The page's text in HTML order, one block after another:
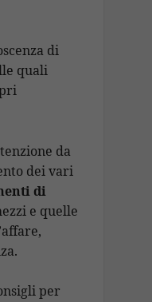
di
quali
da
dei vari
di
e quelle
per